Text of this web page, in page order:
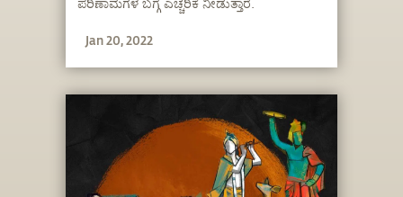
ಪರಿಣಾಮಗಳ ಬಗ್ಗೆ ಎಚ್ಚರಿಕೆ ನೀಡುತ್ತಾರೆ.
Jan 20, 2022